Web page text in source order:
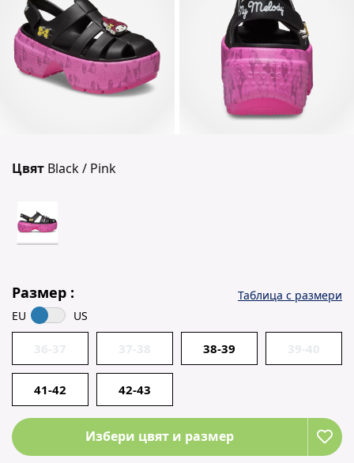
Цвят Black / Pink
Размер :
EU US
Таблица с размери
36-37 37-38 38-39 39-40
41-42 42-43
Избери цвят и размер